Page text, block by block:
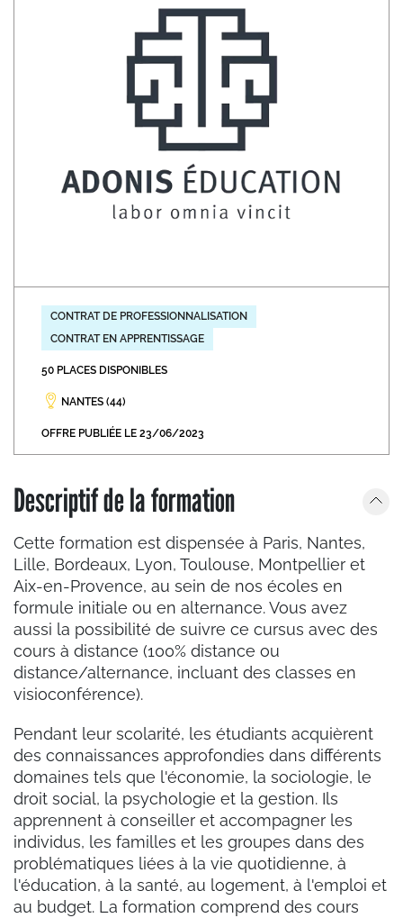
CONTRAT DE PROFESSIONNALISATION
CONTRAT EN APPRENTISSAGE
50 PLACES DISPONIBLES
NANTES (44)
OFFRE PUBLIÉE LE 23/06/2023
Descriptif de la formation
Cette formation est dispensée à Paris, Nantes,
Lille, Bordeaux, Lyon, Toulouse, Montpellier et
Aix-en-Provence, au sein de nos écoles en
formule initiale ou en alternance. Vous avez
aussi la possibilité de suivre ce cursus avec des
cours à distance (100% distance ou
distance/alternance, incluant des classes en
visioconférence).
Pendant leur scolarité, les étudiants acquièrent
des connaissances approfondies dans différents
domaines tels que l'économie, la sociologie, le
droit social, la psychologie et la gestion. Ils
apprennent à conseiller et accompagner les
individus, les familles et les groupes dans des
problématiques liées à la vie quotidienne, à
l'éducation, à la santé, au logement, à l'emploi et
au budget. La formation comprend des cours